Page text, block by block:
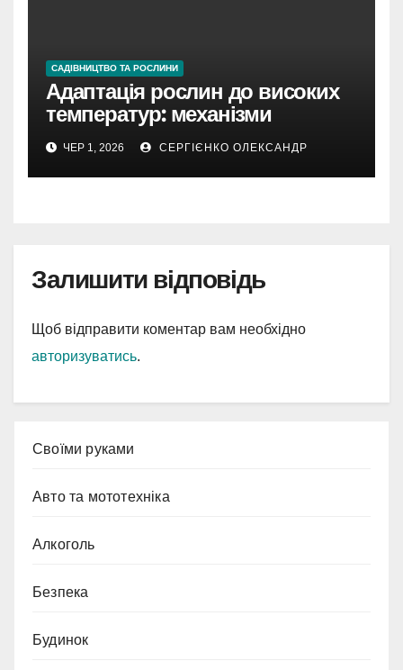
САДІВНИЦТВО ТА РОСЛИНИ
Адаптація рослин до високих
температур: механізми
виживання в умовах спеки
ЧЕР 1, 2026 СЕРГІЄНКО ОЛЕКСАНДР
Залишити відповідь
Щоб відправити коментар вам необхідно
авторизуватись.
Cвоїми руками
Авто та мототехніка
Алкоголь
Безпека
Будинок